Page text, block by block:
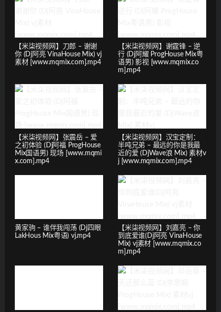
【米柒视频网】刀郎 – 谢谢
你 (Dj阿亮 VinaHouse Mix) vj
素材 [www.mqmix.com].mp4
【米柒视频网】谢霆锋 – 逆
行 (Dj阿耀 ProgHouse Mix粤
语男) 影视 [www.mqmix.co
m].mp4
【米柒视频网】张震岳 – 爱
之初体验 (Dj阿福 ProgHouse
Mix国语男) 现场 [www.mqmi
x.com].mp4
【米柒视频网】汉宝定制：
半吨兄弟 – 最远的你是我最
近的爱 (DjWave浪 Mix) 素材v
j [www.mqmix.com].mp4
黄家驹 – 谁伴我闯荡 (Dj四眼
LakHous Mix粤语) vj.mp4
【米柒视频网】刘嘉亮 – 你
到底爱谁(Dj阿亮 VinaHouse
Mix) vj素材 [www.mqmix.co
m].mp4